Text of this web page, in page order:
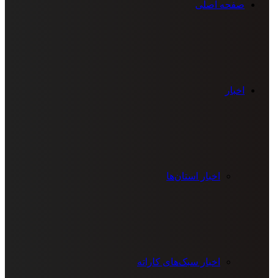
صفحه اصلی
اخبار
اخبار استان‌ها
اخبار سبک‌های کاراته